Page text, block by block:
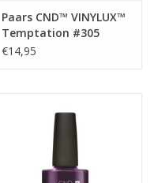
Paars CND™ VINYLUX™
Temptation #305
€14,95